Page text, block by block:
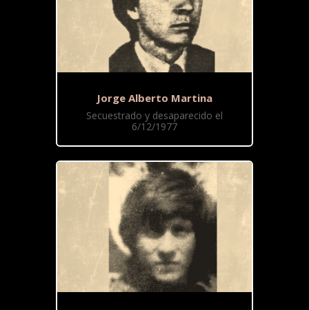
Jorge Alberto Martina
Secuestrado y desaparecido el
6/12/1977